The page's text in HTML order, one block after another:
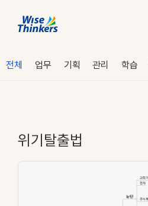
로그인
전체 업무 기획 관리 학습
위기탈출법